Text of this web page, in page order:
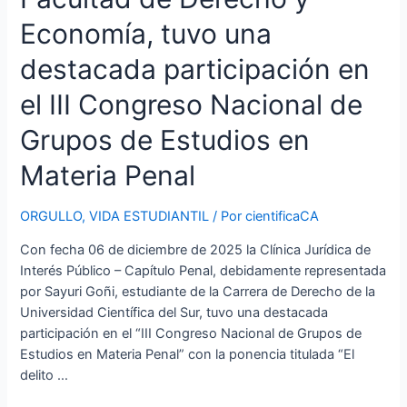
Economía, tuvo una
destacada participación en
el III Congreso Nacional de
Grupos de Estudios en
Materia Penal
ORGULLO,VIDA ESTUDIANTIL / PorcientificaCA
Con fecha 06 de diciembre de 2025 la Clínica Jurídica de
Interés Público – Capítulo Penal, debidamente representada
por Sayuri Goñi, estudiante de la Carrera de Derecho de la
Universidad Científica del Sur, tuvo una destacada
participación en el “III Congreso Nacional de Grupos de
Estudios en Materia Penal” con la ponencia titulada “El
delito …